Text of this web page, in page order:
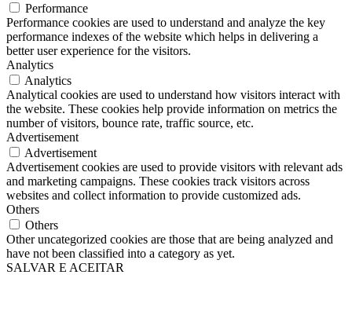
Performance
Performance cookies are used to understand and analyze the key
performance indexes of the website which helps in delivering a
better user experience for the visitors.
Analytics
Analytics
Analytical cookies are used to understand how visitors interact with
the website. These cookies help provide information on metrics the
number of visitors, bounce rate, traffic source, etc.
Advertisement
Advertisement
Advertisement cookies are used to provide visitors with relevant ads
and marketing campaigns. These cookies track visitors across
websites and collect information to provide customized ads.
Others
Others
Other uncategorized cookies are those that are being analyzed and
have not been classified into a category as yet.
SALVAR E ACEITAR